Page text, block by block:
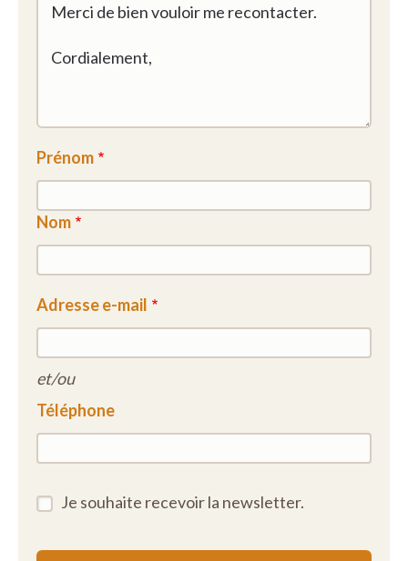
Prénom
Nom
Adresse e-mail
et/ou
Téléphone
Je souhaite recevoir la newsletter.